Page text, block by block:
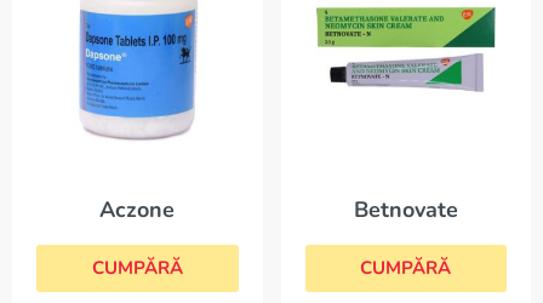
Aczone
CUMPĂRĂ
Betnovate
CUMPĂRĂ